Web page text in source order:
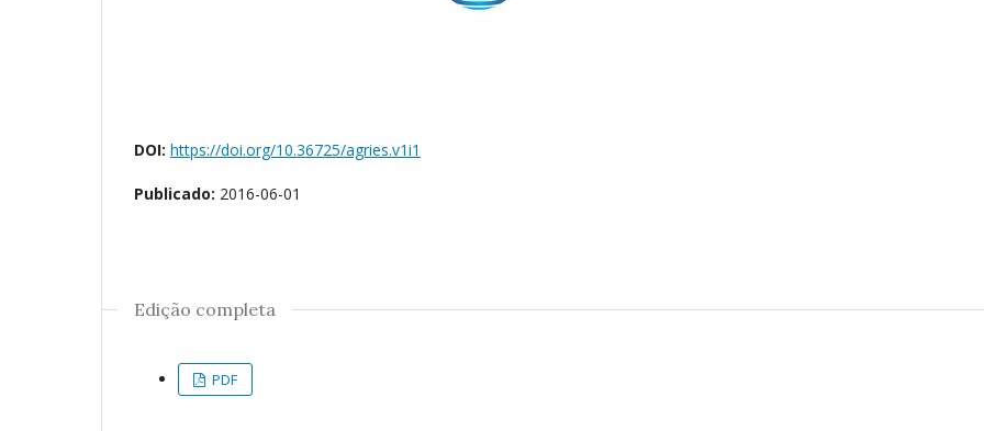
DOI: https://doi.org/10.36725/agries.v1i1
Publicado: 2016-06-01
Edição completa
PDF